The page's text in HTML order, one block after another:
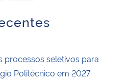
processos seletivos para
Politécnico em 2027